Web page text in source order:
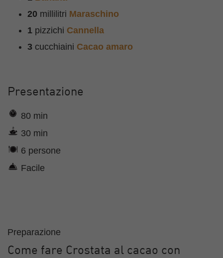
20 millilitri Maraschino
1 pizzichi Cannella
3 cucchiaini Cacao amaro
Presentazione
80 min
30 min
6 persone
Facile
Preparazione
Come fare Crostata al cacao con